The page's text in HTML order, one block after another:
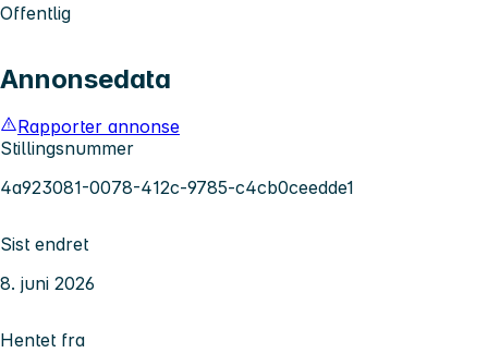
Offentlig
Annonsedata
Rapporter annonse
Stillingsnummer
4a923081-0078-412c-9785-c4cb0ceedde1
Sist endret
8. juni 2026
Hentet fra